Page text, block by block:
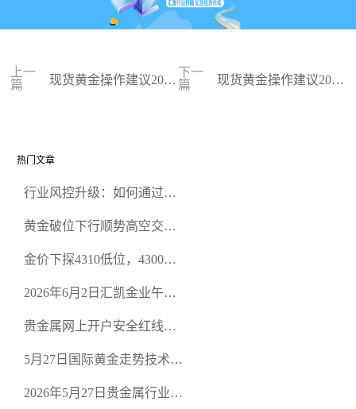
上一
篇
现货黄金操作建议2023
下一
篇
现货黄金操作建议2023
热门文章
行业风控升级：如何通过正
规黄金开户交易平台？
黄金破位下行顺势高空交易
金价下探4310低位，4300关
2026年6月2日汇凯金业午盘
空头清算算法如何布防？
贵金属网上开户安全红线：
恶意洗盘陷阱
5月27日国际黄金走势技术盘
规黄金平台全方位行情解析
2026年5月27日贵金属行业新